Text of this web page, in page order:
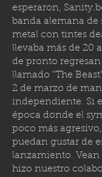
esperaron,
banda alemana
metal con tintes
llevaba más de 20
de pronto
llamado "The
2 de marzo de
independiente. Si
época donde el
poco más
puedan gustar de
lanzamiento. Vean
hizo nuestro